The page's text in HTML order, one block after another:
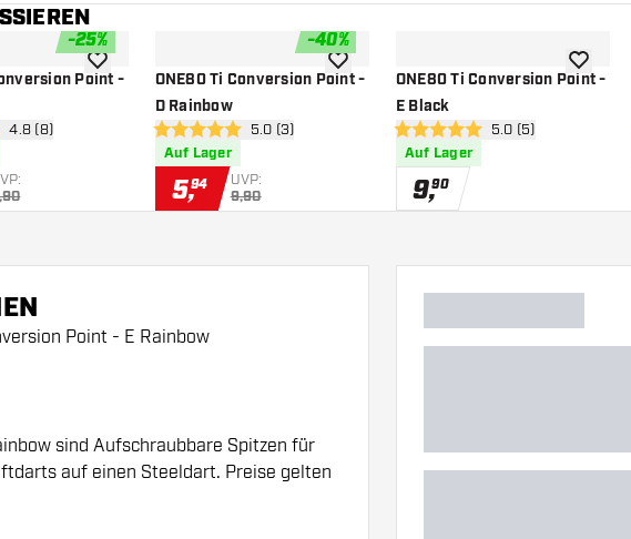
-25%
Point -
öffnen
4.8 (8)
Zur Wunschliste hinzufügen
-40%
ONE80 Ti Conversion Point -
D Rainbow
Bewertungsbereich öffnen
5 Bewertungssterne
5.0 (3)
Auf Lager
5,94 UVP:
9,90
Zur Wunschliste hinzufügen
ONE80 Ti Conversion Point -
E Black
Bewertungsbereich
5 Bewertungssterne
5.0 (5)
Auf Lager
9,90
Zur
Point - E Rainbow
sind Aufschraubbare Spitzen für
auf einen Steeldart. Preise gelten